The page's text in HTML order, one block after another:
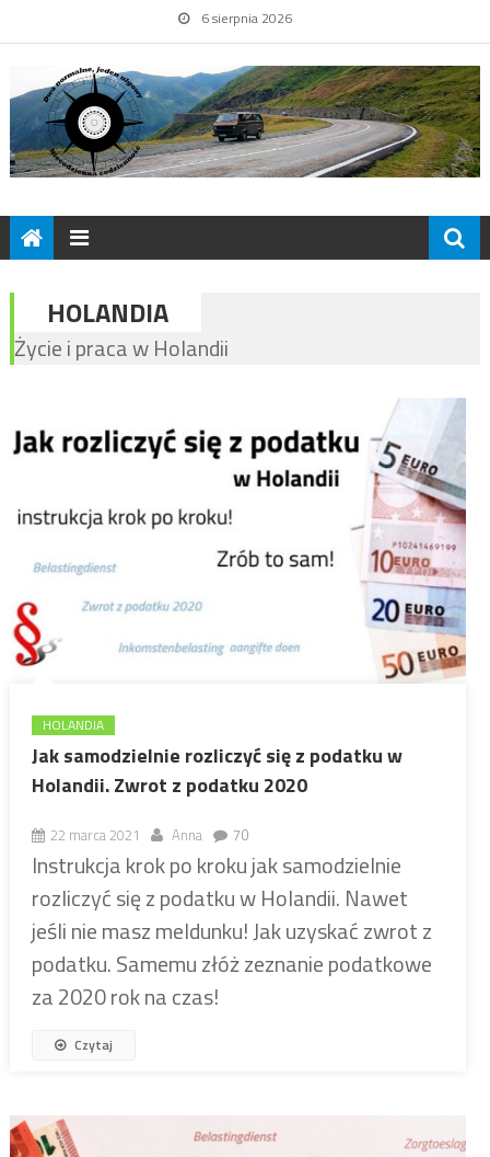
6 sierpnia 2026
HOLANDIA
Życie i praca w Holandii
HOLANDIA
Jak samodzielnie rozliczyć się z podatku w
Holandii. Zwrot z podatku 2020
22 marca 2021 Anna 70
Instrukcja krok po kroku jak samodzielnie
rozliczyć się z podatku w Holandii. Nawet
jeśli nie masz meldunku! Jak uzyskać zwrot z
podatku. Samemu złóż zeznanie podatkowe
za 2020 rok na czas!
Czytaj